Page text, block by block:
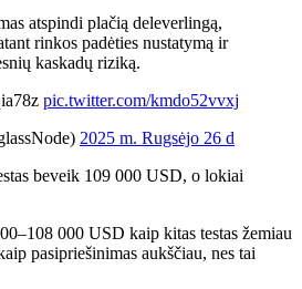
atspindi plačią deleverlingą,
rinkos padėties nustatymą ir
kaskadų riziką.
pic.twitter.com/kmdo52vvxj
2025 m. Rugsėjo 26 d
beveik 109 000 USD, o lokiai
000 USD kaip kitas testas žemiau
pasipriešinimas aukščiau, nes tai